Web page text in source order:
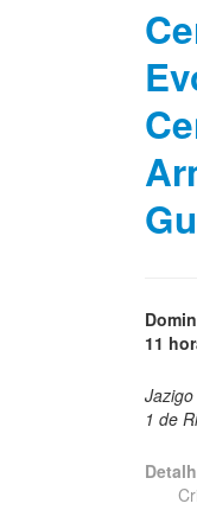
11
1 de